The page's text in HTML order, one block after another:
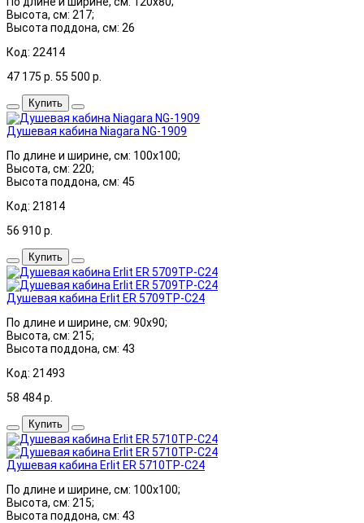
Высота, см: 217;
Высота поддона, см: 26
Код: 22414
47 175 р. 55 500 р.
Купить
Душевая кабина Niagara NG-1909
По длине и ширине, см: 100x100;
Высота, см: 220;
Высота поддона, см: 45
Код: 21814
56 910 р.
Купить
Душевая кабина Erlit ER 5709TP-C24
По длине и ширине, см: 90x90;
Высота, см: 215;
Высота поддона, см: 43
Код: 21493
58 484р.
Купить
Душевая кабина Erlit ER 5710TP-C24
По длине и ширине, см: 100x100;
Высота, см: 215;
Высота поддона, см: 43